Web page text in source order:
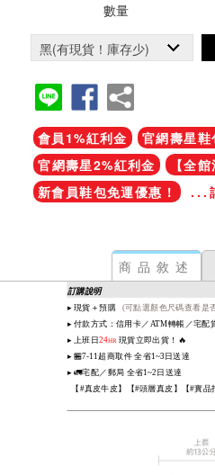
數量
會員1%紅利金
官網壽星鞋
官網壽星2%紅利金
【全
新會員鞋包免運優惠！
...
商品敘述